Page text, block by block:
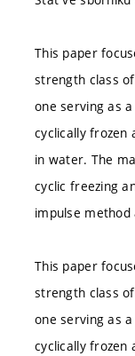
This paper
strength class
one serving as
cyclically frozen
in water. The
cyclic freezing
impulse
This paper
strength class
one serving as
cyclically frozen